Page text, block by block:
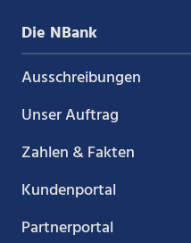
Die NBank
Ausschreibungen
Unser Auftrag
Zahlen & Fakten
Kundenportal
Partnerportal